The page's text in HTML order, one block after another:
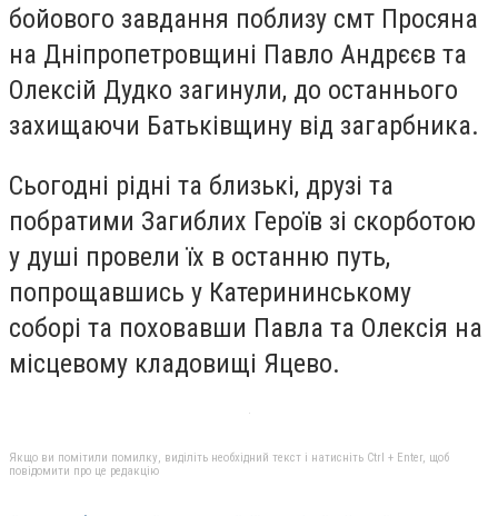
бойового завдання поблизу смт Просяна
на Дніпропетровщині Павло Андрєєв та
Олексій Дудко загинули, до останнього
захищаючи Батьківщину від загарбника.
Сьогодні рідні та близькі, друзі та
побратими Загиблих Героїв зі скорботою
у душі провели їх в останню путь,
попрощавшись у Катерининському
соборі та поховавши Павла та Олексія на
місцевому кладовищі Яцево.
Якщо ви помітили помилку, виділіть необхідний текст і натисніть Ctrl + Enter, щоб
повідомити про це редакцію